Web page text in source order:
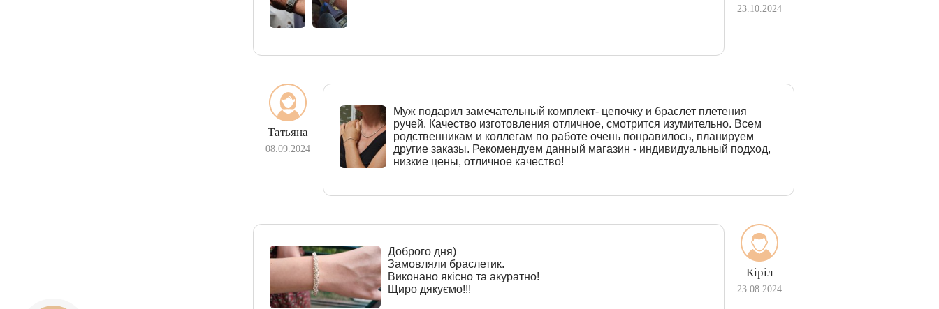
23.10.2024
Татьяна
08.09.2024
Муж подарил замечательный комплект- цепочку и браслет плетения
ручей. Качество изготовления отличное, смотрится изумительно. Всем
родственникам и коллегам по работе очень понравилось, планируем
другие заказы. Рекомендуем данный магазин - индивидуальный подход,
низкие цены, отличное качество!
Кіріл
23.08.2024
Доброго дня)
Замовляли браслетик.
Виконано якісно та акуратно!
Щиро дякуємо!!!